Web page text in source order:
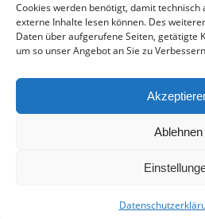
Cookies werden benötigt, damit
externe Inhalte lesen können. Des
Daten über aufgerufene Seiten, getätigte
um so unser Angebot an Sie zu
Ablehnen
Folgen Sie uns auch in
IKARUS Security